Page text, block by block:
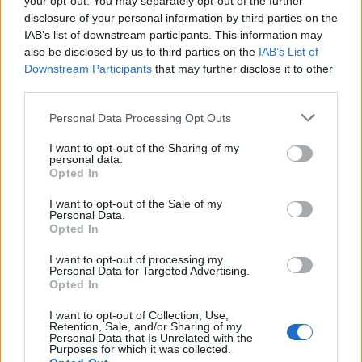
disclosure of your personal information by third parties on the
IAB’s list of downstream participants. This information may
also be disclosed by us to third parties on the IAB’s List of
Downstream Participants that may further disclose it to other
Personal Data Processing Opt Outs
I want to opt-out of the Sharing of my
personal data.
Opted In
I want to opt-out of the Sale of my
Personal Data.
Opted In
I want to opt-out of processing my
Personal Data for Targeted Advertising.
Opted In
I want to opt-out of Collection, Use,
Retention, Sale, and/or Sharing of my
Personal Data that Is Unrelated with the
Purposes for which it was collected.
απόχρωση με το εμβληματικό λογότυπο του οίκου,
συνοδεύεται από ένα χρυσόcharm κερασιούκαι
ένα κόκκινο καπάκι μεturnlock— χαρακτηριστικές
λεπτομέρειες που παραπέμπουν στη μακρόχρονη
Η εξωτερική συσκευασία ακολουθεί το ίδιο
χαρούμενο πνεύμα, με ανάγλυφη υφή
σύγχρονα, αλλά και με νοσταλγική αίσθηση, τα
στοιχεία της δημιουργούν μια απτή και οπτική
αλληλεπίδραση υφής και λάμψης.
Τη διαφημιστική καμπάνια σκηνοθέτησε ηCass